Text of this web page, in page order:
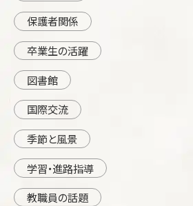
保護者関係
卒業生の活躍
図書館
国際交流
季節と風景
学習・進路指導
教職員の話題